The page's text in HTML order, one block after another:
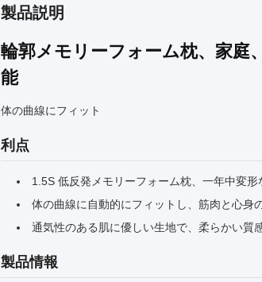
製品説明
輪郭メモリーフォーム枕、家庭
能
体の曲線にフィット
利点
1.5S 低反発メモリーフォーム枕、一年中変形
体の曲線に自動的にフィットし、筋肉と心身
通気性のある肌に優しい生地で、柔らかい質
製品情報